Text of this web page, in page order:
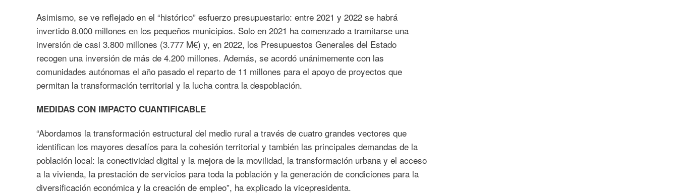
Asimismo, se ve reflejado en el “histórico” esfuerzo presupuestario: entre 2021 y 2022 se habrá
invertido 8.000 millones en los pequeños municipios. Solo en 2021 ha comenzado a tramitarse una
inversión de casi 3.800 millones (3.777 M€) y, en 2022, los Presupuestos Generales del Estado
recogen una inversión de más de 4.200 millones. Además, se acordó unánimemente con las
comunidades autónomas el año pasado el reparto de 11 millones para el apoyo de proyectos que
permitan la transformación territorial y la lucha contra la despoblación.
MEDIDAS CON IMPACTO CUANTIFICABLE
“Abordamos la transformación estructural del medio rural a través de cuatro grandes vectores que
identifican los mayores desafíos para la cohesión territorial y también las principales demandas de la
población local: la conectividad digital y la mejora de la movilidad, la transformación urbana y el acceso
a la vivienda, la prestación de servicios para toda la población y la generación de condiciones para la
diversificación económica y la creación de empleo”, ha explicado la vicepresidenta.